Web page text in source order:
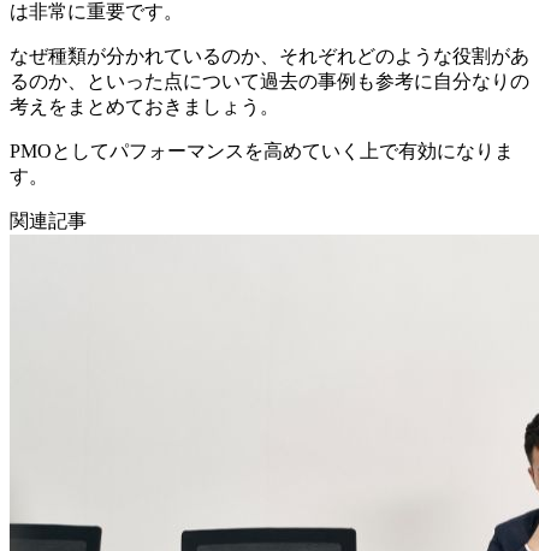
は非常に重要です。
なぜ種類が分かれているのか、それぞれどのような役割があ
るのか、といった点について過去の事例も参考に自分なりの
考えをまとめておきましょう。
PMOとしてパフォーマンスを高めていく上で有効になりま
す。
関連記事